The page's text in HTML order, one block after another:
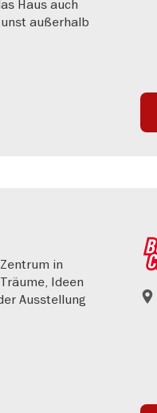
Haus auch
außerhalb
in
Ideen
Ausstellung